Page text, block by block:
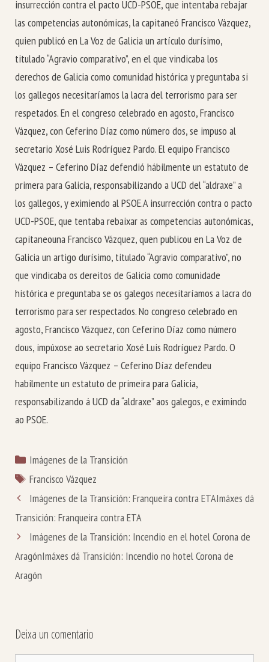
insurrección contra el pacto UCD-PSOE, que intentaba rebajar
las competencias autonómicas, la capitaneó Francisco Vázquez,
quien publicó en La Voz de Galicia un artículo durísimo,
titulado “Agravio comparativo”, en el que vindicaba los
derechos de Galicia como comunidad histórica y preguntaba si
los gallegos necesitaríamos la lacra del terrorismo para ser
respetados. En el congreso celebrado en agosto, Francisco
Vázquez, con Ceferino Díaz como número dos, se impuso al
secretario Xosé Luis Rodríguez Pardo. El equipo Francisco
Vázquez – Ceferino Díaz defendió hábilmente un estatuto de
primera para Galicia, responsabilizando a UCD del “aldraxe” a
los gallegos, y eximiendo al PSOE.A insurrección contra o pacto
UCD-PSOE, que tentaba rebaixar as competencias autonómicas,
capitaneouna Francisco Vázquez, quen publicou en La Voz de
Galicia un artigo durísimo, titulado “Agravio comparativo”, no
que vindicaba os dereitos de Galicia como comunidade
histórica e preguntaba se os galegos necesitaríamos a lacra do
terrorismo para ser respectados. No congreso celebrado en
agosto, Francisco Vázquez, con Ceferino Díaz como número
dous, impúxose ao secretario Xosé Luis Rodríguez Pardo. O
equipo Francisco Vázquez – Ceferino Díaz defendeu
habilmente un estatuto de primeira para Galicia,
responsabilizando á UCD da “aldraxe” aos galegos, e eximindo
ao PSOE.
Categorías
Imágenes de la Transición
Etiquetas
Francisco Vázquez
Imágenes de la Transición: Franqueira contra ETAImáxes dá
Transición: Franqueira contra ETA
Imágenes de la Transición: Incendio en el hotel Corona de
AragónImáxes dá Transición: Incendio no hotel Corona de
Aragón
Deixa un comentario